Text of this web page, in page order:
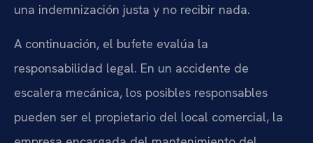
una indemnización justa y no recibir nada.
A continuación, el bufete evalúa la
responsabilidad legal. En un accidente de
escalera mecánica, los posibles responsables
pueden ser el propietario del local comercial, la